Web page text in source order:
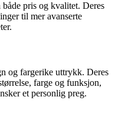
pris og kvalitet. Deres
til mer avanserte
og fargerike uttrykk. Deres
farge og funksjon,
et personlig preg.